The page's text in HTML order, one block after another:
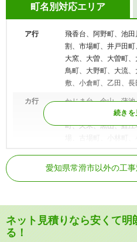
町名別対応エリア
ア行
飛香台、阿野町、池
割、市場町、井戸田町
大窯、大曽、大曽町
鳥町、大野町、大流
敷、小倉町、乙田、長
カ行
かじま台、金山、蒲
屋、苅屋町、北古千
町、久米、黒山、鯉
サ行
坂井、栄町、椎池、
口、塩田町、下隅、柴
新開町、新田町、新
間、千代ケ丘、天竺、
名鉄常滑線愛知県常滑市以外の工
ネット見積りなら安くて明
る！